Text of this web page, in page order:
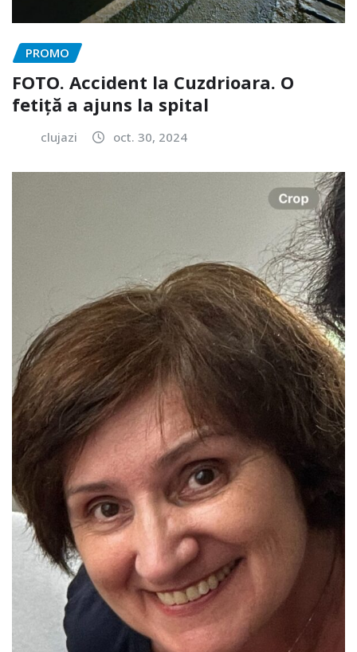
PROMO
FOTO. Accident la Cuzdrioara. O
fetiță a ajuns la spital
clujazi oct. 30, 2024